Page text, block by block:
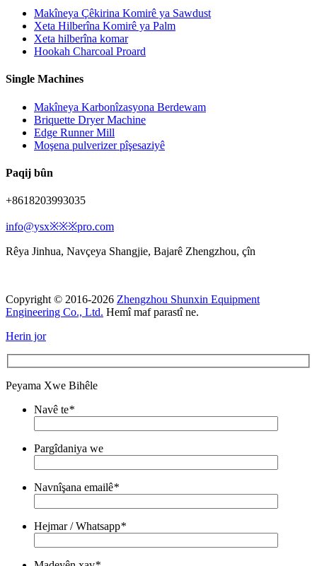
Makîneya Çêkirina Komirê ya Sawdust
Xeta Hilberîna Komirê ya Palm
Xeta hilberîna komar
Hookah Charcoal Proard
Single Machines
Makîneya Karbonîzasyona Berdewam
Briquette Dryer Machine
Edge Runner Mill
Moşena pulverizer pîşesaziyê
Paqij bûn
+8618203993035
info@ysx※※※pro.com
Rêya Jinhua, Navçeya Shangjie, Bajarê Zhengzhou, çîn
Copyright © 2016-2026 Zhengzhou Shunxin Equipment
Engineering Co., Ltd. Hemî maf parastî ne.
Herin jor
Peyama Xwe Bihêle
Navê te*
Pargîdaniya we
Navnîşana emailê*
Hejmar / Whatsapp*